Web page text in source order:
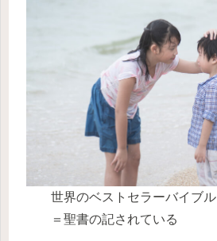
世界のベストセラーバイブル
＝聖書の記されている